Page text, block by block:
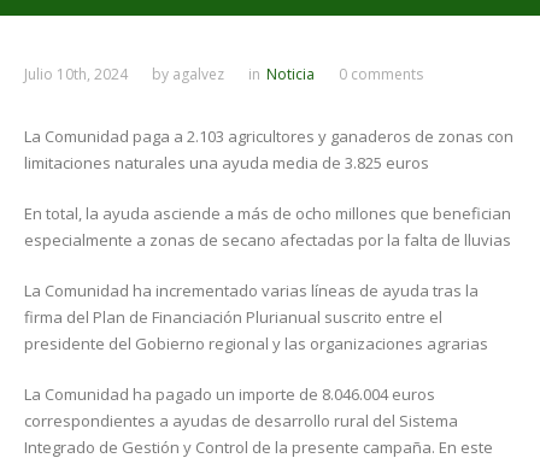
Julio 10th, 2024 by agalvez in Noticia 0 comments
La Comunidad paga a 2.103 agricultores y ganaderos de zonas con
limitaciones naturales una ayuda media de 3.825 euros
En total, la ayuda asciende a más de ocho millones que benefician
especialmente a zonas de secano afectadas por la falta de lluvias
La Comunidad ha incrementado varias líneas de ayuda tras la
firma del Plan de Financiación Plurianual suscrito entre el
presidente del Gobierno regional y las organizaciones agrarias
La Comunidad ha pagado un importe de 8.046.004 euros
correspondientes a ayudas de desarrollo rural del Sistema
Integrado de Gestión y Control de la presente campaña. En este